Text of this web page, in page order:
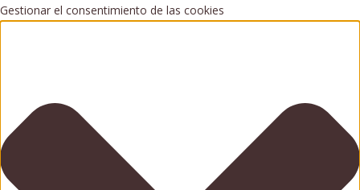
Gestionar el consentimiento de las cookies